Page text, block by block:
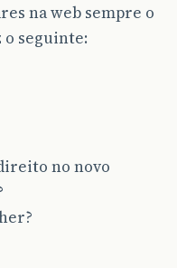
na web sempre o
o seguinte:
no novo